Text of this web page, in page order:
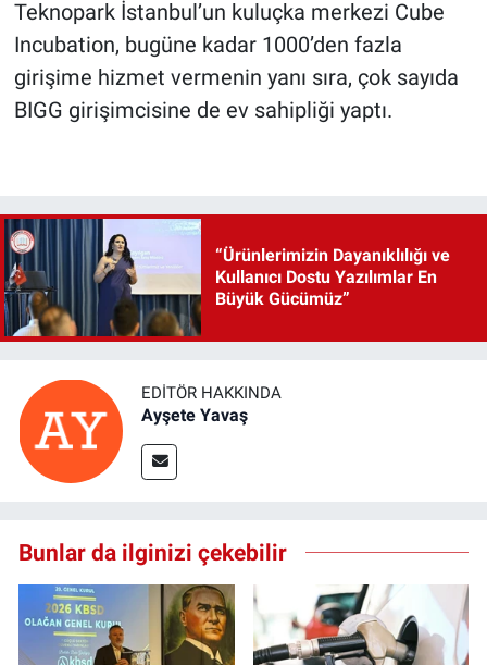
Teknopark İstanbul’un kuluçka merkezi Cube
Incubation, bugüne kadar 1000’den fazla
girişime hizmet vermenin yanı sıra, çok sayıda
BIGG girişimcisine de ev sahipliği yaptı.
“Ürünlerimizin Dayanıklılığı ve
Kullanıcı Dostu Yazılımlar En
Büyük Gücümüz”
EDITÖR HAKKINDA
Ayşete Yavaş
Bunlar da ilginizi çekebilir